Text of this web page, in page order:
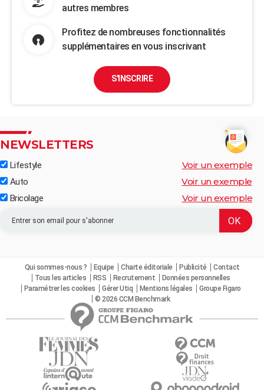
autres membres
Profitez de nombreuses fonctionnalités
supplémentaires en vous inscrivant
S'INSCRIRE
NEWSLETTERS
Lifestyle Voir un exemple
Auto Voir un exemple
Bricolage Voir un exemple
Qui sommes-nous ? Equipe Charte éditoriale Publicité
Contact
Tous les articles
RSS Recrutement
Données personnelles
Paramétrer les cookies
Gérer Utiq Mentions légales
Groupe Figaro
© 2026 CCM Benchmark